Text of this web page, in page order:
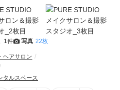
1件 写真 22枚
ヘアサロン
タルスペース